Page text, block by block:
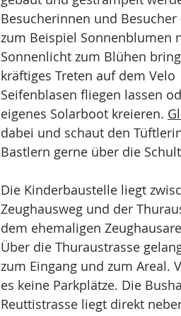
Besucherinnen und Besucher
zum Beispiel Sonnenblumen
Sonnenlicht zum Blühen
kräftiges Treten auf dem Velo
Seifenblasen fliegen lassen
eigenes Solarboot kreieren.
dabei und schaut den
Bastlern gerne über die
Die Kinderbaustelle liegt
Zeughausweg und der
dem ehemaligen
Über die Thuraustrasse
zum Eingang und zum Areal.
es keine Parkplätze. Die
Reuttistrasse liegt direkt